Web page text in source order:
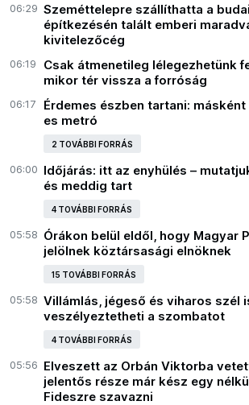
06:29 Szeméttelepre szállíthatta a
építkezésén talált emberi
kivitelezőcég
06:19
Csak átmenetileg lélegezhetünk
mikor tér vissza a forróság
06:17
Érdemes észben tartani:
es metró
2 TOVÁBBI FORRÁS
06:00 Időjárás: itt az enyhülés –
és meddig tart
4 TOVÁBBI FORRÁS
05:58 Órákon belül eldől, hogy Magyar
jelölnek köztársasági elnöknek
15 TOVÁBBI FORRÁS
05:58 Villámlás, jégeső és viharos szél
veszélyeztetheti a szombatot
4 TOVÁBBI FORRÁS
05:56 Elveszett az Orbán Viktorba
jelentős része már kész egy
Fideszre szavazni